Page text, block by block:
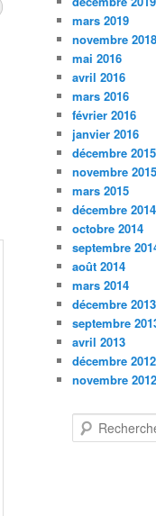
mars 2019
novembre 2018
mai 2016
avril 2016
mars 2016
février 2016
janvier 2016
décembre 2015
novembre 2015
mars 2015
décembre 2014
octobre 2014
septembre
août 2014
mars 2014
décembre 2013
septembre
avril 2013
décembre 2012
novembre 2012
e